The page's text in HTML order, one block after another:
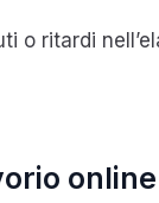
ritardi
online